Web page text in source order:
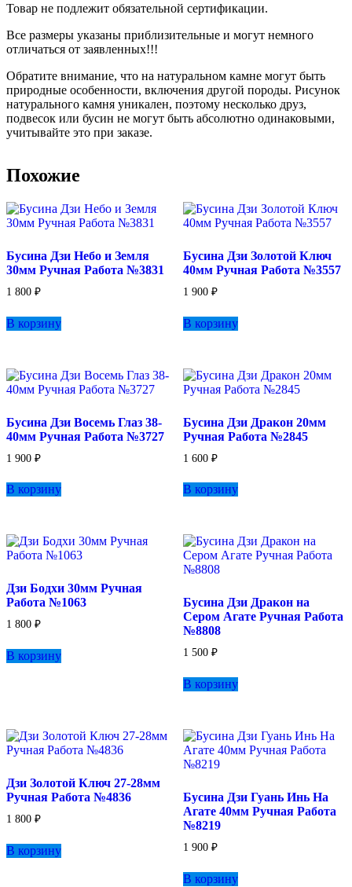
Товар не подлежит обязательной сертификации.
Все размеры указаны приблизительные и могут немного
отличаться от заявленных!!!
Обратите внимание, что на натуральном камне могут быть
природные особенности, включения другой породы. Рисунок
натурального камня уникален, поэтому несколько друз,
подвесок или бусин не могут быть абсолютно одинаковыми,
учитывайте это при заказе.
Похожие
Бусина Дзи Небо и Земля
30мм Ручная Работа №3831
1 800 ₽
В корзину
Бусина Дзи Золотой Ключ
40мм Ручная Работа №3557
1 900 ₽
В корзину
Бусина Дзи Восемь Глаз 38-
40мм Ручная Работа №3727
1 900 ₽
В корзину
Бусина Дзи Дракон 20мм
Ручная Работа №2845
1 600 ₽
В корзину
Дзи Бодхи 30мм Ручная
Работа №1063
1 800 ₽
В корзину
Бусина Дзи Дракон на
Сером Агате Ручная Работа
№8808
1 500 ₽
В корзину
Дзи Золотой Ключ 27-28мм
Ручная Работа №4836
1 800 ₽
В корзину
Бусина Дзи Гуань Инь На
Агате 40мм Ручная Работа
№8219
1 900 ₽
В корзину